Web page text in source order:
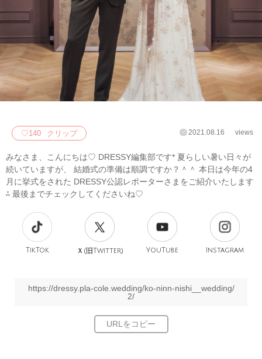
♡140 クリップ 2021.08.16 views
みなさま、こんにちは♡ DRESSY編集部です* 夏らしい暑い日々が
続いていますが、 結婚式の準備は順調ですか？＾＾ 本日は今年の4
月に挙式をされた DRESSY公認レポーターさまをご紹介いたします
⁂ 最後までチェックしてくださいね♡
TikTok Ｘ(旧Twitter) YouTube Instagram
https://dressy.pla-cole.wedding/ko-ninn-nishi__wedding/
2/